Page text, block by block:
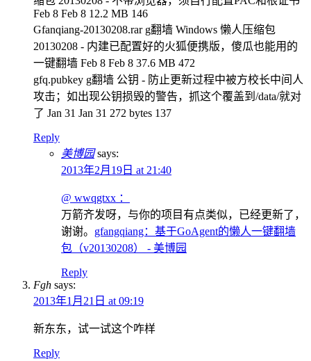
Feb 8 Feb 8 12.2 MB 146
Gfanqiang-20130208.rar g翻墙 Windows 懒人压缩包
20130208 - 内建已配置好的火狐便携版，傻瓜也能用的
一键翻墙 Feb 8 Feb 8 37.6 MB 472
gfq.pubkey g翻墙 公钥 - 防止更新过程中被方校长中间人
攻击；如出现公钥损毁的警告，抓这个覆盖到/data/就对
了 Jan 31 Jan 31 272 bytes 137
Reply
美博园 says:
2013年2月19日 at 21:40
@ wwqgtxx ：
万箭齐发呀，与你的项目有点类似，已经更新了，
谢谢。 gfangqiang：基于GoAgent的懒人一键翻墙
包（v20130208） - 美博园
Reply
Fgh says:
2013年1月21日 at 09:19
新东东，试一试这个咋样
Reply